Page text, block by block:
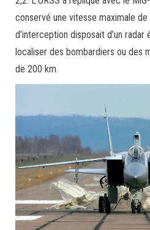
conservé une vitesse maximale de
d’interception disposait d’un
localiser des bombardiers ou des
de 200 km.